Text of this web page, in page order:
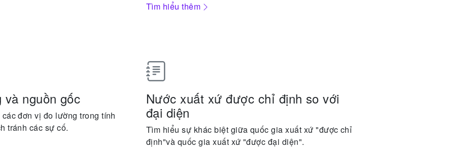
Tìm hiểu thêm
nguồn gốc
đơn vị đo lường trong tính
tránh các sự cố.
Nước xuất xứ được chỉ định so với
đại diện
Tìm hiểu sự khác biệt giữa quốc gia xuất xứ "được chỉ
định"và quốc gia xuất xứ "được đại diện".